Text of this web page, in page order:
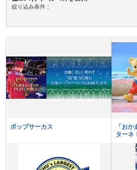
絞り込み条件：
ポップサーカス
「お
ターネ